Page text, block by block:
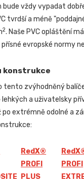
bude vždy vypadat
tvrdší a méně
2. Naše PVC opláštění
přísné evropské normy
konstrukce
tento zvýhodněný
lehkých a uživatelsky
po extrémně odolné a
RedX®
PROFI
PLUS
RedX
PROFI